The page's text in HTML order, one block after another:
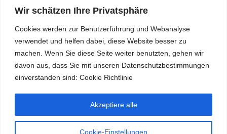
Wir schätzen Ihre Privatsphäre
Cookies werden zur Benutzerführung und Webanalyse
verwendet und helfen dabei, diese Website besser zu
machen. Wenn Sie diese Seite weiter benutzten, gehen wir
davon aus, dass Sie mit unseren Datenschutzbestimmungen
einverstanden sind: Cookie Richtlinie
Cookie-Einstellungen
Akzeptiere alle
Link's
Graffitientfernung / Graffitischutz
Vorher/Nachher
AGB
Impressum